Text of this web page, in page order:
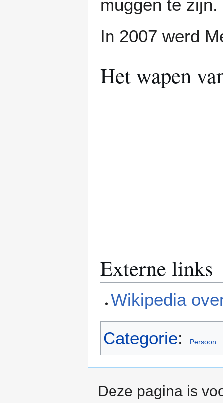
muggen te zijn.
In 2007 werd
Het wapen
Externe links
Wikipedia
Categorie: Persoon
Deze pagina is